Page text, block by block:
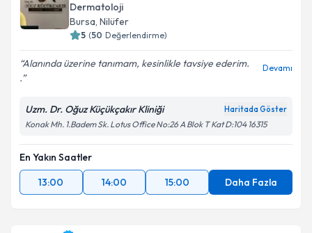
Dermatoloji
Bursa, Nilüfer
5 (50 Değerlendirme)
Alanında üzerine tanımam, kesinlikle tavsiye ederim.
.
Devamı
Uzm. Dr. Oğuz Küçükçakır Kliniği Haritada Göster
Konak Mh. 1.Badem Sk. Lotus Office No:26 A Blok T Kat D:104 16315
En Yakın Saatler
13:00
14:00 15:00 Daha Fazla